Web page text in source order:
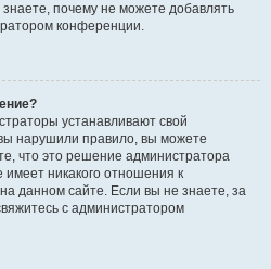
почему не можете добавлять
конференции.
устанавливают свой
нарушили правило, вы можете
что это решение администратора
никакого отношения к
данном сайте. Если вы не знаете, за
с администратором